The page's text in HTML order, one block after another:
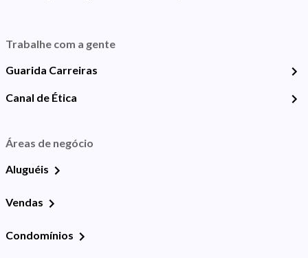
Trabalhe com a gente
Guarida Carreiras
Canal de Ética
Áreas de negócio
Aluguéis
Vendas
Condomínios